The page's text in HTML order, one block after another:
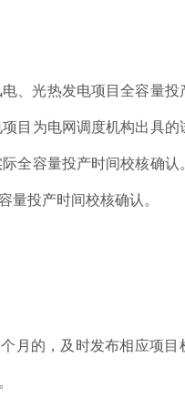
、光热发电项目全容量投
目为电网调度机构出具的
全容量投产时间校核确认
量投产时间校核确认。
月的，及时发布相应项目